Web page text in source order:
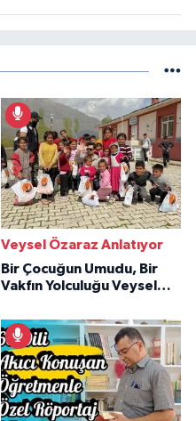
Veysel Özaraz Anlatıyor
Bir Çocuğun Umudu, Bir
Vakfın Yolculuğu Veysel